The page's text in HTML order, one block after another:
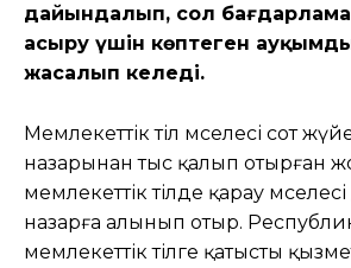
дайындалып, сол
асыру үшін көптеген
жасалып келеді.
Мемлекеттік тіл мәселесі сот
назарынан тыс қалып отырған
мемлекеттік тілде қарау
назарға алынып отыр.
мемлекеттік тілге қатысты